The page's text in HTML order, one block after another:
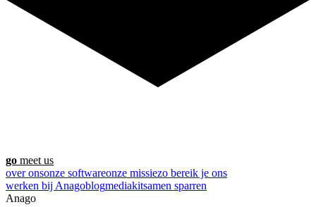
go meet us
over onsonze softwareonze missiezo bereik je ons
werken bij Anagoblogmediakitsamen sparren
Anago